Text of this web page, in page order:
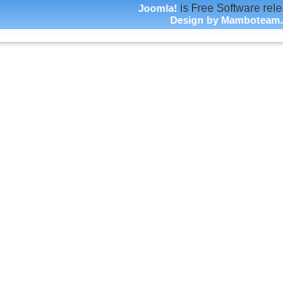
Joomla! is Free Software
Design by